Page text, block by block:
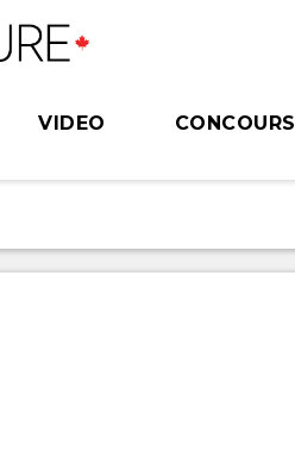
VIDEO CONCOURS